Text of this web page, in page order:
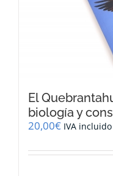
El
biología y
20,00€ IVA incluido